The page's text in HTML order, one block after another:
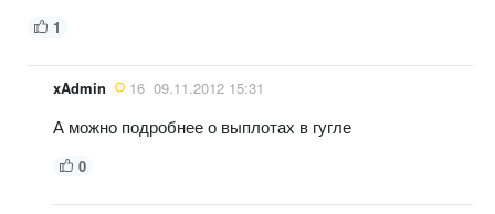
1
xAdmin 16 09.11.2012 15:31
А можно подробнее о выплотах в гугле
0